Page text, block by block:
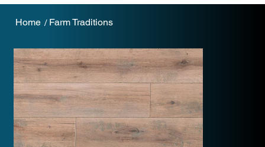
Home / Farm Traditions